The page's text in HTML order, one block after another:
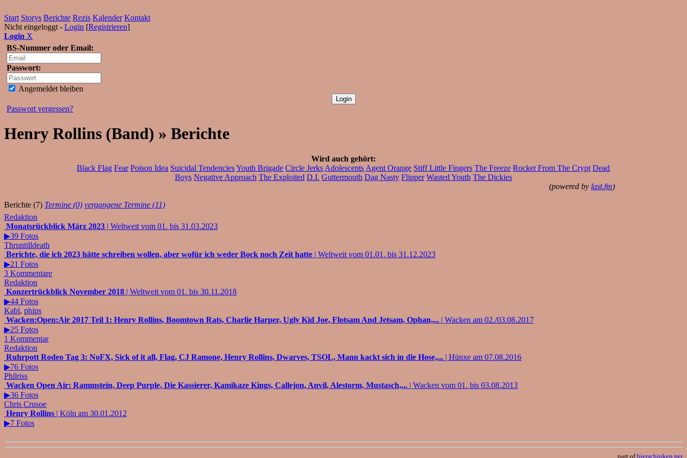
Start Storys Berichte Rezis Kalender Kontakt
Nicht eingeloggt - Login [Registrieren]
Login X
BS-Nummer oder Email:
Passwort:
Angemeldet bleiben
Passwort vergessen?
Henry Rollins (Band) » Berichte
Wird auch gehört:
Black Flag Fear Poison Idea Suicidal Tendencies Youth Brigade Circle Jerks Adolescents Agent Orange Stiff Little Fingers The Freeze Rocket From The Crypt Dead
Boys Negative Approach The Exploited D.I. Guttermouth Dag Nasty Flipper Wasted Youth The Dickies
(powered by last.fm)
Berichte (7) Termine (0) vergangene Termine (11)
Redaktion
Monatsrückblick März 2023 | Weltweit vom 01. bis 31.03.2023
▶39 Fotos
Thruntilldeath
Berichte, die ich 2023 hätte schreiben wollen, aber wofür ich weder Bock noch Zeit hatte | Weltweit vom 01.01. bis 31.12.2023
▶21 Fotos
3 Kommentare
Redaktion
Konzertrückblick November 2018 | Weltweit vom 01. bis 30.11.2018
▶44 Fotos
Kabl, phips
Wacken:Open:Air 2017 Teil 1: Henry Rollins, Boomtown Rats, Charlie Harper, Ugly Kid Joe, Flotsam And Jetsam, Ophan,... | Wacken am 02./03.08.2017
▶25 Fotos
1 Kommentar
Redaktion
Ruhrpott Rodeo Tag 3: NoFX, Sick of it all, Flag, CJ Ramone, Henry Rollins, Dwarves, TSOL, Mann kackt sich in die Hose,... | Hünxe am 07.08.2016
▶76 Fotos
Philriss
Wacken Open Air: Rammstein, Deep Purple, Die Kassierer, Kamikaze Kings, Callejon, Anvil, Alestorm, Mustasch,... | Wacken vom 01. bis 03.08.2013
▶36 Fotos
Chris Crusoe
Henry Rollins | Köln am 30.01.2012
▶7 Fotos
part ofbierschinken.net